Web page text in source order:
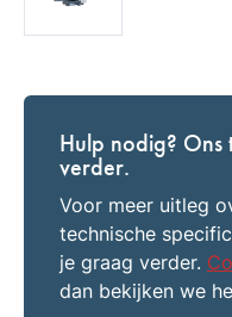
Hulp nodig?
verder.
Voor meer uitleg
technische
je graag verder.
dan bekijken we